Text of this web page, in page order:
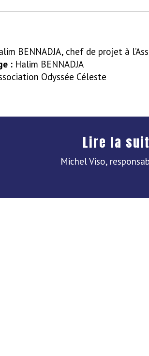
BENNADJA, chef de projet à
:Halim BENNADJA
Odyssée Céleste
Lire la
Michel Viso,